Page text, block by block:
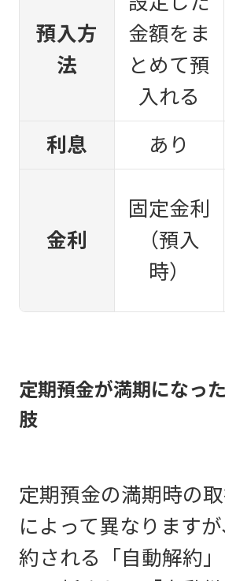
預入方
法
金額をま
とめて預
入れる
利息 あり
金利
固定金利
（預入
時）
定期預金が満期になっ
肢
定期預金の満期時の
によって異なります
約される「自動解約